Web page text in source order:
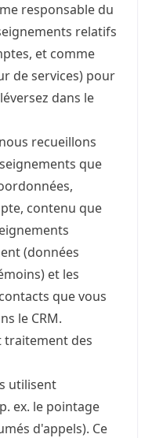
responsable du
relatifs
et comme
de services) pour
dans le
recueillons
que
contenu que
(données
et les
que vous
le CRM.
traitement des
utilisent
ex. le pointage
d'appels). Ce